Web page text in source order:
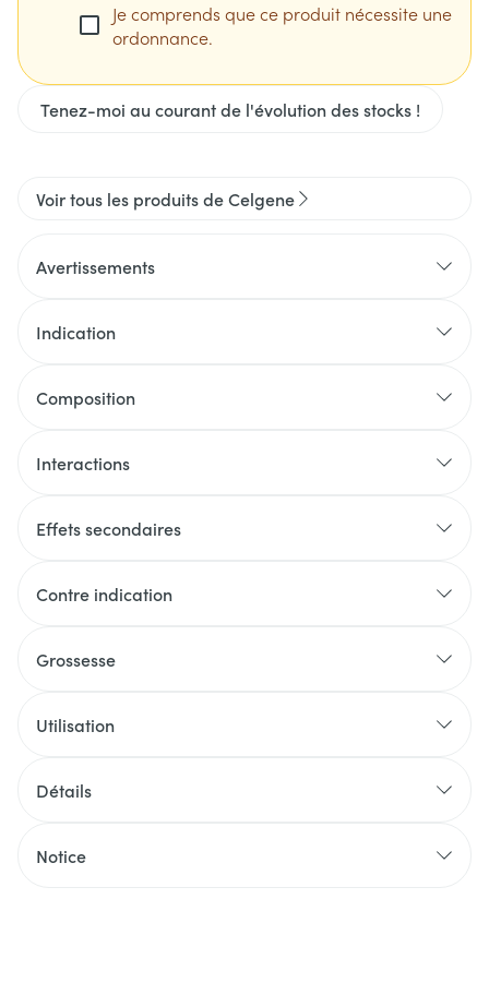
Je comprends que ce produit nécessite une
ordonnance.
Tenez-moi au courant de l'évolution des stocks !
Voir tous les produits de Celgene
Avertissements
Indication
Composition
Interactions
Effets secondaires
Contre indication
Grossesse
Utilisation
Détails
Notice